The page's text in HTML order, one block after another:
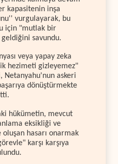
kapasitenin inşa
vurgulayarak, bu
için "mutlak bir
geldiğini savundu.
veya yapay zeka
hezimeti gizleyemez"
askeri
dönüştürmekte
hükümetin, mevcut
eksikliği ve
oluşan hasarı onarmak
karşı karşıya